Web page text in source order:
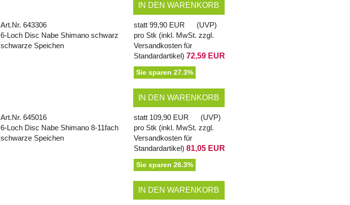
IN DEN WARENKORB
Art.Nr. 643306
6-Loch Disc Nabe Shimano schwarz
schwarze Speichen
statt 99,90 EUR (UVP)
pro Stk (inkl. MwSt. zzgl.
Versandkosten für
Standardartikel) 72,59 EUR
Sie sparen 27.3%
IN DEN WARENKORB
Art.Nr. 645016
6-Loch Disc Nabe Shimano 8-11fach
schwarze Speichen
statt 109,90 EUR (UVP)
pro Stk (inkl. MwSt. zzgl.
Versandkosten für
Standardartikel) 81,05 EUR
Sie sparen 26.3%
IN DEN WARENKORB